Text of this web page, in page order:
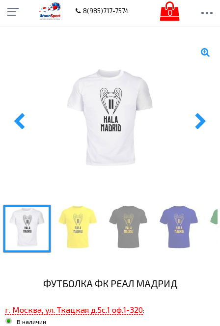
8(985)717-7574 0
ФУТБОЛКА ФК РЕАЛ МАДРИД
г. Москва, ул. Ткацкая д.5с.1 оф.1-320:
В наличии